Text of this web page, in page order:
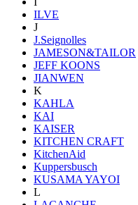
ILVE
J
J.Seignolles
JAMESON&TAILOR
JEFF KOONS
JIANWEN
K
KAHLA
KAI
KAISER
KITCHEN CRAFT
KitchenAid
Kuppersbusch
KUSAMA YAYOI
L